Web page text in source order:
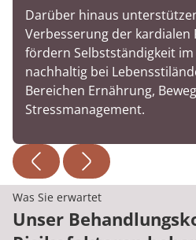
Darüber hinaus
Verbesserung der kardialen
fördern Selbstständigkeit
nachhaltig bei
Bereichen Ernährung,
Stressmanagement.
Was Sie erwartet
Unser